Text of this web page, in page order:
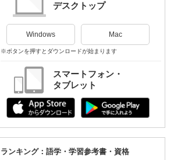
デスクトップ
Windows Mac
※ボタンを押すとダウンロードが始まります
スマートフォン・
タブレット
ランキング：語学・学習参考書・資格